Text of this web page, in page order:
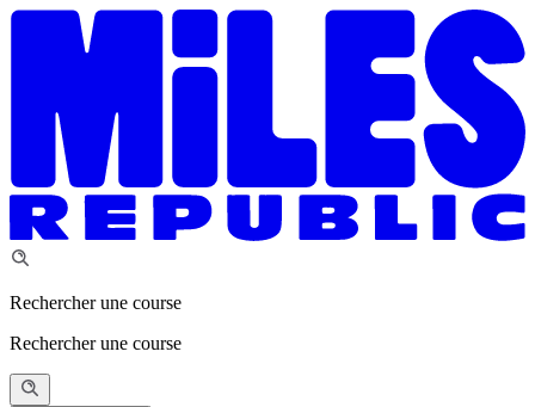
Rechercher une course
Rechercher une course